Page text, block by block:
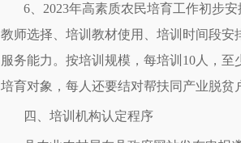
6、2023年高素质农民培育工作初步
教师选择、培训教材使用、培训时间段
服务能力。按培训规模，每培训10人，
培育对象，每人还要结对帮扶同产业脱贫
四、培训机构认定程序